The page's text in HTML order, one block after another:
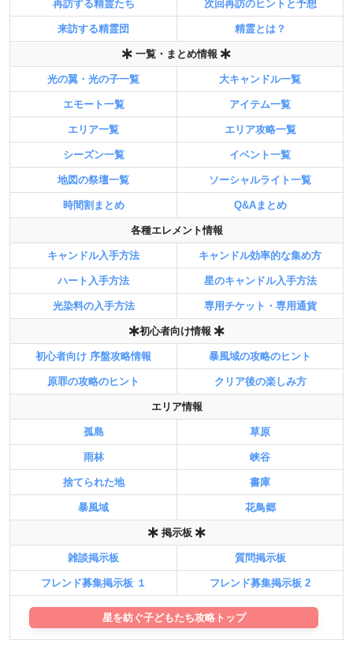
再訪する精霊たち 次回再訪のヒントと予想
来訪する精霊団 精霊とは？
一覧・まとめ情報
光の翼・光の子一覧 大キャンドル一覧
エモート一覧 アイテム一覧
エリア一覧 エリア攻略一覧
シーズン一覧 イベント一覧
地図の祭壇一覧 ソーシャルライト一覧
時間割まとめ Q&Aまとめ
各種エレメント情報
キャンドル入手方法 キャンドル効率的な集め方
ハート入手方法 星のキャンドル入手方法
光染料の入手方法 専用チケット・専用通貨
初心者向け情報
初心者向け 序盤攻略情報 暴風域の攻略のヒント
原罪の攻略のヒント クリア後の楽しみ方
エリア情報
孤島 草原
雨林 峡谷
捨てられた地 書庫
暴風域 花鳥郷
掲示板
雑談掲示板 質問掲示板
フレンド募集掲示板 １ フレンド募集掲示板 2
星を紡ぐ子どもたち攻略トップ